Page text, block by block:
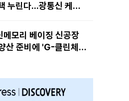
누린다...광통신 케이
메모리 베이징 신공장
산 준비에 'G-클린체